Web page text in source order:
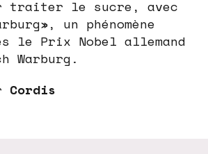
traiter le sucre, avec
un phénomène
le Prix Nobel allemand
Warburg.
Cordis